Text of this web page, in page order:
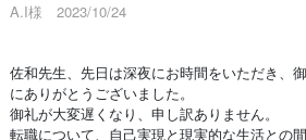
A.I様 2023/10/24
佐和先生、先日は深夜にお時間をいただき、
にありがとうございました。
御礼が大変遅くなり、申し訳ありません。
転職について、自己実現と現実的な生活との